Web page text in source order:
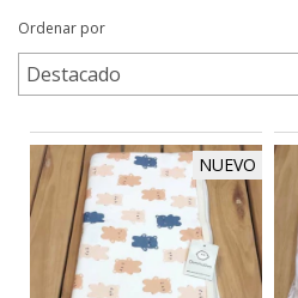
Ordenar por
NUEVO